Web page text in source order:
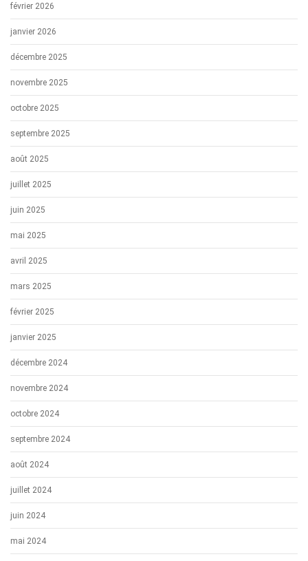
février 2026
janvier 2026
décembre 2025
novembre 2025
octobre 2025
septembre 2025
août 2025
juillet 2025
juin 2025
mai 2025
avril 2025
mars 2025
février 2025
janvier 2025
décembre 2024
novembre 2024
octobre 2024
septembre 2024
août 2024
juillet 2024
juin 2024
mai 2024